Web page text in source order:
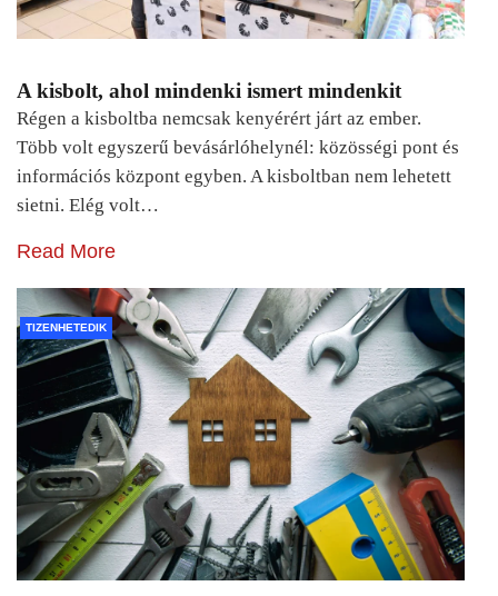
A kisbolt, ahol mindenki ismert mindenkit
Régen a kisboltba nemcsak kenyérért járt az ember.
Több volt egyszerű bevásárlóhelynél: közösségi pont és
információs központ egyben. A kisboltban nem lehetett
sietni. Elég volt…
Read More
TIZENHETEDIK